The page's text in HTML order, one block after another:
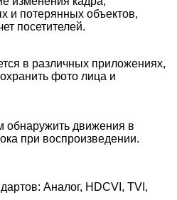
и потерянных объектов,
посетителей.
в различных приложениях,
фото лица и
обнаружить движения в
при воспроизведении.
Аналог, HDCVI, TVI,